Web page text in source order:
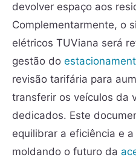
devolver espaço aos
Complementarmente, o
elétricos TUViana será
gestão do
revisão tarifária para
transferir os veículos da
dedicados. Este
equilibrar a eficiência e
moldando o futuro da